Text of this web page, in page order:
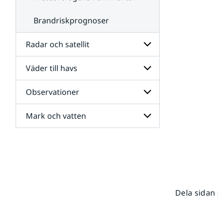
Brandriskprognoser
Radar och satellit
Undersidor
för
Radar
och
satellit
Väder till havs
Undersidor
för
Väder
till
havs
Observationer
Undersidor
för
Mark och vatten
Dela sidan